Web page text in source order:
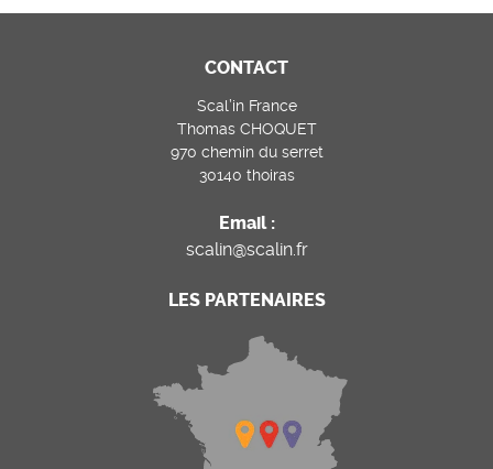
CONTACT
Scal’in France
Thomas CHOQUET
970 chemin du serret
30140 thoiras
Email :
scalin@scalin.fr
LES PARTENAIRES